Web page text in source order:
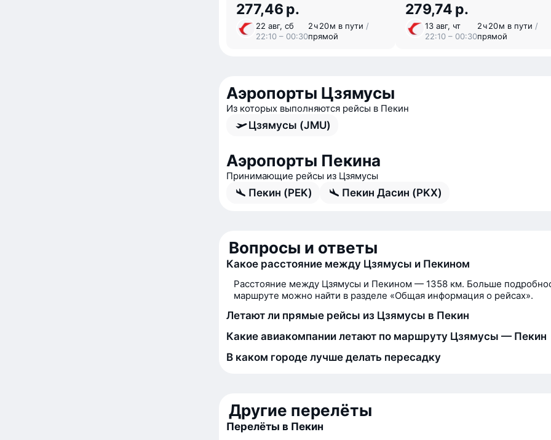
277,46 р.
22 авг, сб
22:10 – 00:30
2 ⁠ч 20 ⁠м в пути /
прямой
279,74 р.
13 авг, чт
22:10 – 00:30
2 ⁠ч 20 ⁠м в пути /
прямой
Аэропорты Цзямусы
Из которых выполняются рейсы в Пекин
Цзямусы (JMU)
Аэропорты Пекина
Принимающие рейсы из Цзямусы
Пекин (PEK) Пекин Дасин (PKX)
Вопросы и ответы
Какое расстояние между Цзямусы и Пекином
Расстояние между Цзямусы и Пекином — 1358 км. Больше
маршруте можно найти в разделе «Общая информация о рейсах».
Летают ли прямые рейсы из Цзямусы в Пекин
Какие авиакомпании летают по маршруту Цзямусы — Пекин
В каком городе лучше делать пересадку
Другие перелёты
Перелёты в Пекин